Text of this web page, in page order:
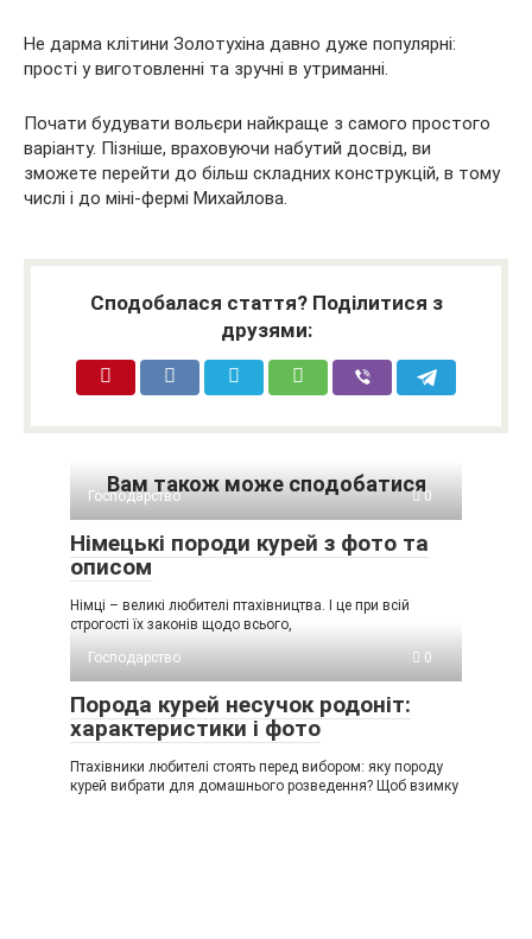
Не дарма клітини Золотухіна давно дуже популярні:
прості у виготовленні та зручні в утриманні.
Почати будувати вольєри найкраще з самого простого
варіанту. Пізніше, враховуючи набутий досвід, ви
зможете перейти до більш складних конструкцій, в тому
числі і до міні-фермі Михайлова.
Сподобалася стаття? Поділитися з
друзями:
Вам також може сподобатися
Господарство 0
Німецькі породи курей з фото та
описом
Німці – великі любителі птахівництва. І це при всій
строгості їх законів щодо всього,
Господарство
0
Порода курей несучок родоніт:
характеристики і фото
Птахівники любителі стоять перед вибором: яку породу
курей вибрати для домашнього розведення? Щоб взимку